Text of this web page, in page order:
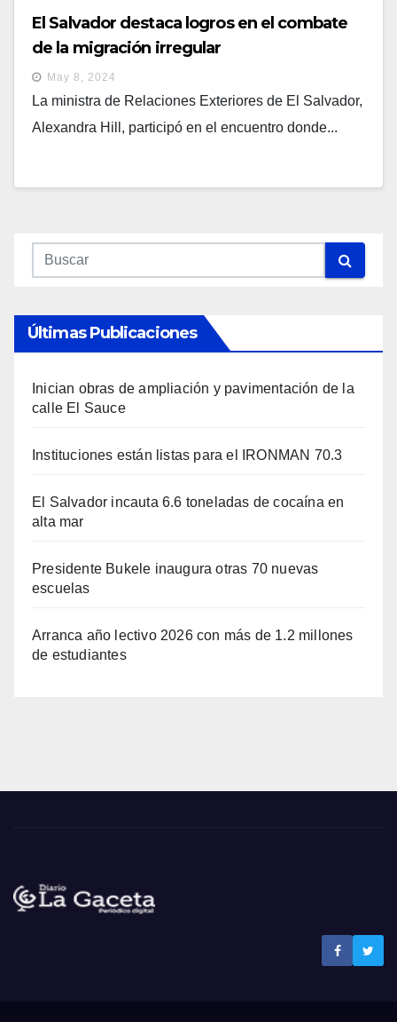
El Salvador destaca logros en el combate
de la migración irregular
May 8, 2024
La ministra de Relaciones Exteriores de El Salvador,
Alexandra Hill, participó en el encuentro donde...
Últimas Publicaciones
Inician obras de ampliación y pavimentación de la
calle El Sauce
Instituciones están listas para el IRONMAN 70.3
El Salvador incauta 6.6 toneladas de cocaína en
alta mar
Presidente Bukele inaugura otras 70 nuevas
escuelas
Arranca año lectivo 2026 con más de 1.2 millones
de estudiantes